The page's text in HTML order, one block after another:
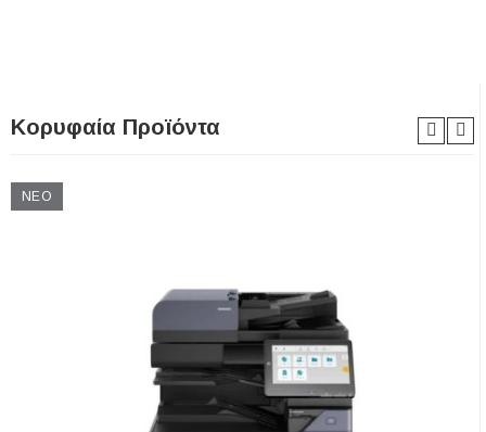
Κορυφαία Προϊόντα
ΝΈΟ